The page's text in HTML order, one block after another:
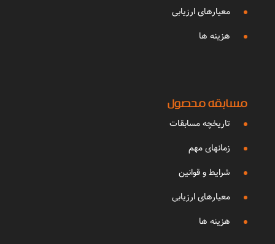
معیارهای ارزیابی
هزینه ها
مسابقه محصول
تاریخچه مسابقات
زمانهای مهم
شرایط و قوانین
معیارهای ارزیابی
هزینه ها